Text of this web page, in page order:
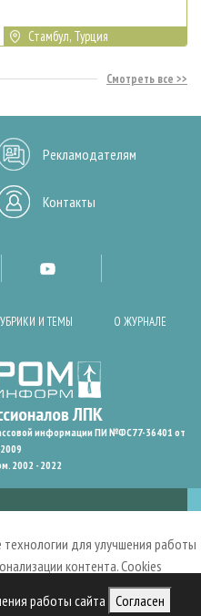
работы сайта Согласен
Стамбул, Турция
Смотреть все
Рекламодателям
Контакты
И ТЕМЫ О ЖУРНАЛЕ
информации ПИ №ФС77-36401 от
2002 - 2022
для улучшения работы
контента. Cookies